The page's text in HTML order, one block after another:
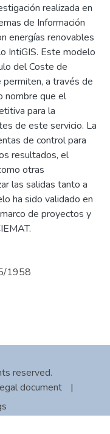
realizada en
de Información
energías renovables
IntiGIS. Este modelo
del Coste de
permiten, a través de
nombre que el
para la
de este servicio. La
de control para
resultados, el
otras
las salidas tanto a
ha sido validado en
de proyectos y
1958
reserved.
document
|